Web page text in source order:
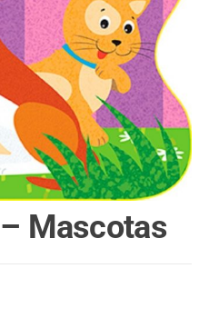
Mascotas